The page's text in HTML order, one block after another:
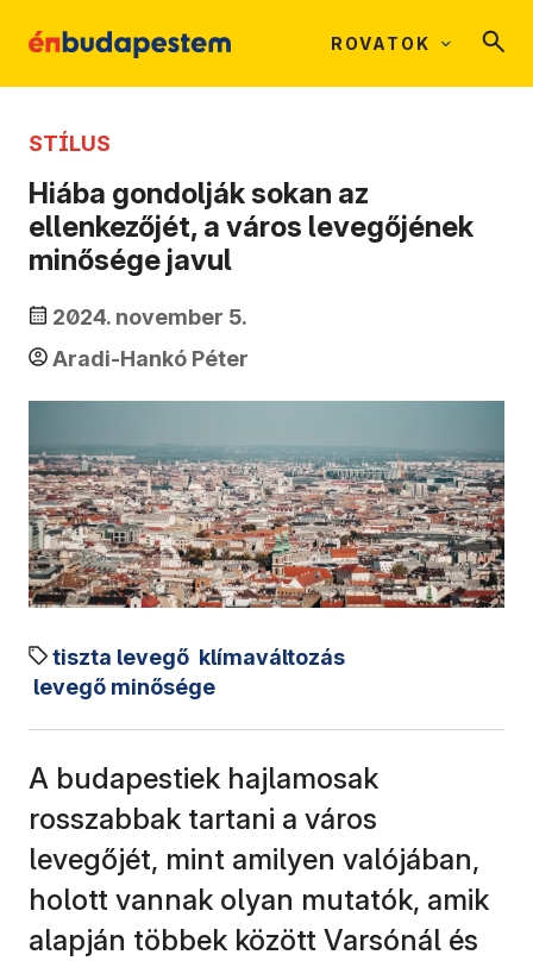
ROVATOK
STÍLUS
Hiába gondolják sokan az
ellenkezőjét, a város levegőjének
minősége javul
2024. november 5.
Aradi-Hankó Péter
tiszta levegő klímaváltozás
levegő minősége
A budapestiek hajlamosak
rosszabbak tartani a város
levegőjét, mint amilyen valójában,
holott vannak olyan mutatók, amik
alapján többek között Varsónál és